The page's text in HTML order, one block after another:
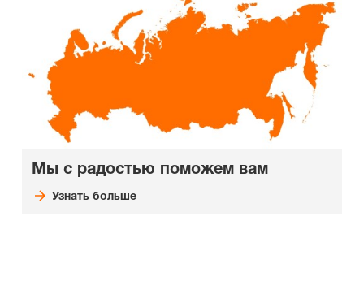
Мы с радостью поможем вам
Узнать больше